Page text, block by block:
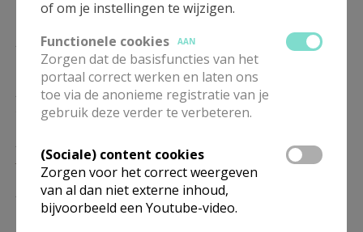
10/01
11.00 Eucharistie
24/01
11.00 Eucharistie
07/02
11.00 Eucharistie
of om je instellingen te wijzigen.
Functionele cookies
AAN
Zorgen dat de basisfuncties van het
portaal correct werken en laten ons
toe via de anonieme registratie van je
gebruik deze verder te verbeteren.
(Sociale) content cookies
Zorgen voor het correct weergeven
van al dan niet externe inhoud,
bijvoorbeeld een Youtube-video.